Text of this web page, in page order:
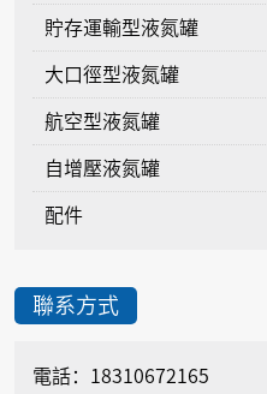
貯存運輸型液氮罐
大口徑型液氮罐
航空型液氮罐
自增壓液氮罐
配件
聯系方式
電話：18310672165